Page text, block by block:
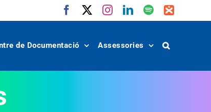
FacebookInstagram
LinkedIn
Spotify
IVoox
de Documentació Assessories